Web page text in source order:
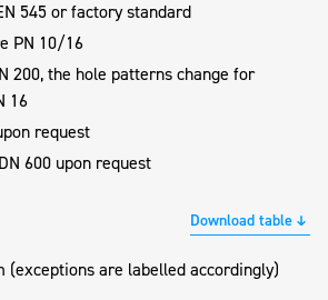
545 or factory standard
PN 10/16
200, the hole patterns change for
16
request
600 upon request
Download table
(exceptions are labelled accordingly)